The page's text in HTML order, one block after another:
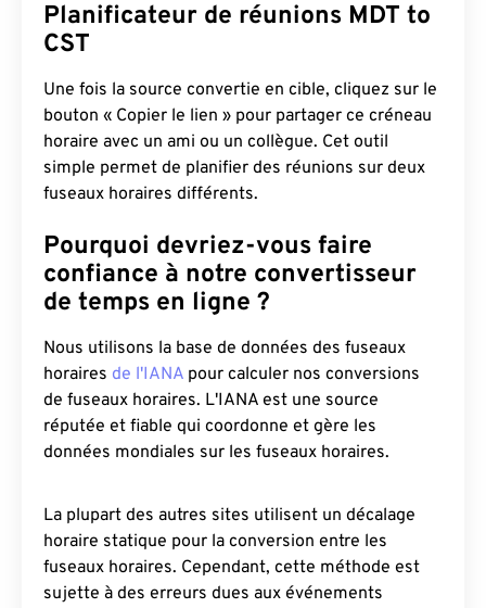
Planificateur de réunions MDT to
CST
Une fois la source convertie en cible, cliquez sur le
bouton « Copier le lien » pour partager ce créneau
horaire avec un ami ou un collègue. Cet outil
simple permet de planifier des réunions sur deux
fuseaux horaires différents.
Pourquoi devriez-vous faire
confiance à notre convertisseur
de temps en ligne ?
Nous utilisons la base de données des fuseaux
horaires de l'IANA pour calculer nos conversions
de fuseaux horaires. L'IANA est une source
réputée et fiable qui coordonne et gère les
données mondiales sur les fuseaux horaires.
La plupart des autres sites utilisent un décalage
horaire statique pour la conversion entre les
fuseaux horaires. Cependant, cette méthode est
sujette à des erreurs dues aux événements